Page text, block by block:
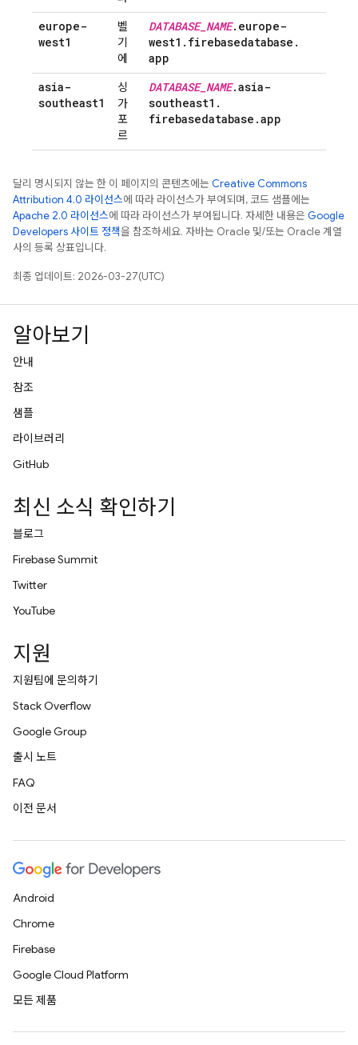
europe-
west1
벨
기
에
DATABASE_ NAME. europe-
west1 . firebasedatabase .
app
asia-
southeast1
싱
가
포
르
DATABASE_ NAME.asia-
southeast1 .
firebasedatabase .app
달리 명시되지 않는 한 이 페이지의 콘텐츠에는 Creative Commons
Attribution 4.0 라이선스에 따라 라이선스가 부여되며, 코드 샘플에는
Apache 2.0 라이선스에 따라 라이선스가 부여됩니다. 자세한 내용은 Google
Developers 사이트 정책을 참조하세요. 자바는 Oracle 및/또는 Oracle 계열
사의 등록 상표입니다.
최종 업데이트: 2026-03-27(UTC)
알아보기
안내
참조
샘플
라이브러리
GitHub
최신 소식 확인하기
블로그
Firebase Summit
Twitter
YouTube
지원
지원팀에 문의하기
Stack Overflow
Google Group
출시 노트
FAQ
이전 문서
Android
Chrome
Firebase
Google Cloud Platform
모든 제품